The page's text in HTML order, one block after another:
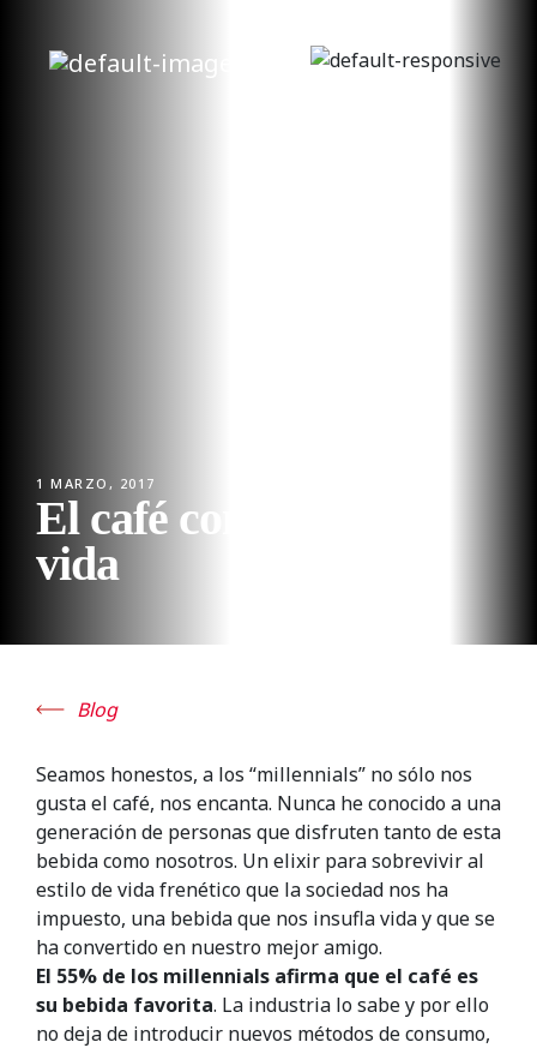
1 MARZO, 2017
El café como estilo de
vida
Blog
Seamos honestos, a los “millennials” no sólo nos
gusta el café, nos encanta. Nunca he conocido a una
generación de personas que disfruten tanto de esta
bebida como nosotros. Un elixir para sobrevivir al
estilo de vida frenético que la sociedad nos ha
impuesto, una bebida que nos insufla vida y que se
ha convertido en nuestro mejor amigo.
El 55% de los millennials afirma que el café es
su bebida favorita. La industria lo sabe y por ello
no deja de introducir nuevos métodos de consumo,